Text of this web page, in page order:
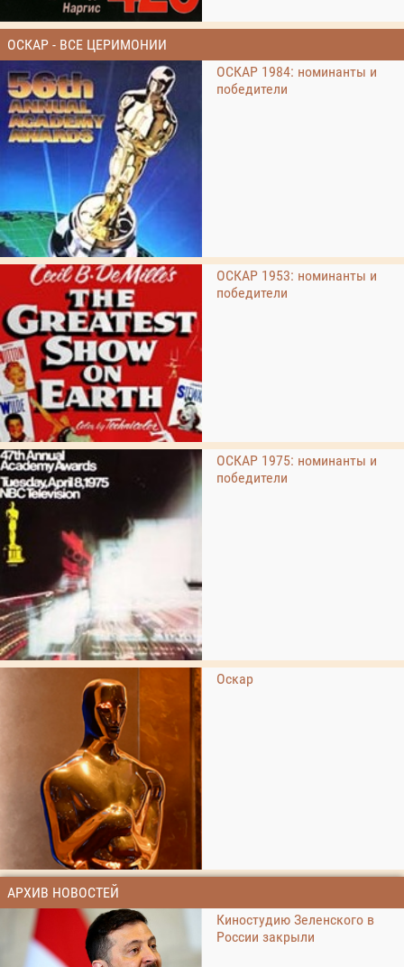
ОСКАР - ВСЕ ЦЕРИМОНИИ
ОСКАР 1984: номинанты и
победители
ОСКАР 1953: номинанты и
победители
ОСКАР 1975: номинанты и
победители
Оскар
АРХИВ НОВОСТЕЙ
Киностудию Зеленского в
России закрыли